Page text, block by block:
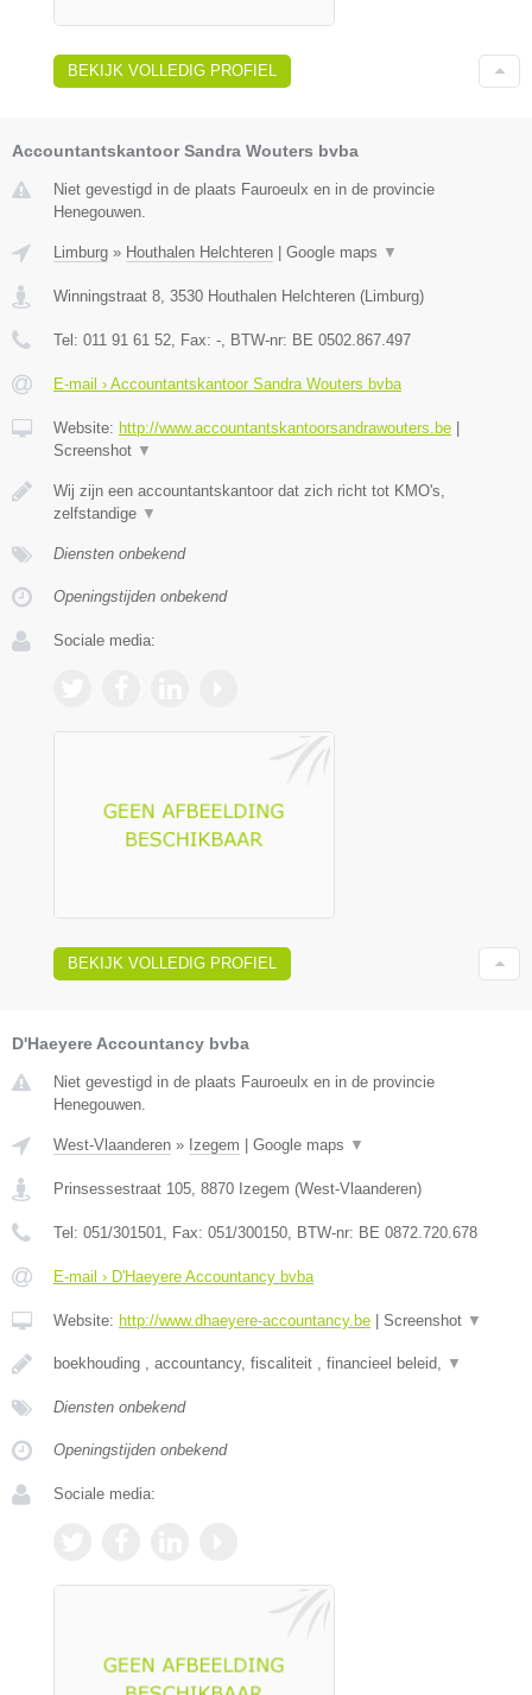
BEKIJK VOLLEDIG PROFIEL
Accountantskantoor Sandra Wouters bvba
Niet gevestigd in de plaats Fauroeulx en in de provincie
Henegouwen.
Limburg » Houthalen Helchteren | Google maps ▼
Winningstraat 8 3530 Houthalen Helchteren (Limburg)
Tel: 011 91 61 52 , Fax: - , BTW-nr: BE 0502.867.497
E-mail › Accountantskantoor Sandra Wouters bvba
Website: http://www.accountantskantoorsandrawouters.be |
Screenshot ▼
Wij zijn een accountantskantoor dat zich richt tot KMO's,
zelfstandige ▼
Diensten onbekend
Openingstijden onbekend
Sociale media:
BEKIJK VOLLEDIG PROFIEL
D'Haeyere Accountancy bvba
Niet gevestigd in de plaats Fauroeulx en in de provincie
Henegouwen.
West-Vlaanderen » Izegem Google maps ▼
Prinsessestraat 105, 8870 Izegem (West-Vlaanderen)
Tel: 051/301501, Fax: 051/300150, BTW-nr: BE 0872.720.678
E-mail › D'Haeyere Accountancy bvba
Website: http://www.dhaeyere-accountancy.be Screenshot ▼
boekhouding , accountancy, fiscaliteit , financieel beleid, ▼
Diensten onbekend
Openingstijden onbekend
Sociale media: